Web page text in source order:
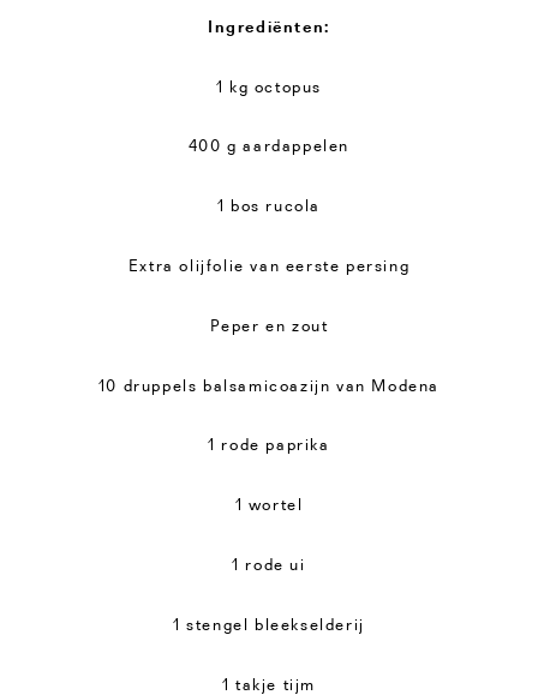
Ingrediënten:
1 kg octopus
400 g aardappelen
1 bos rucola
Extra olijfolie van eerste persing
Peper en zout
10 druppels balsamicoazijn van Modena
1 rode paprika
1 wortel
1 rode ui
1 stengel bleekselderij
1 takje tijm